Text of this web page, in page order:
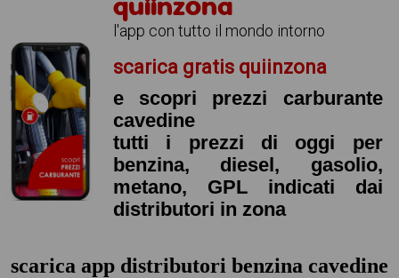
quiinzona
l'app con tutto il mondo intorno
scarica gratis quiinzona
e scopri prezzi carburante
cavedine
tutti i prezzi di oggi per
benzina, diesel, gasolio,
metano, GPL indicati dai
distributori in zona
scarica app distributori benzina cavedine